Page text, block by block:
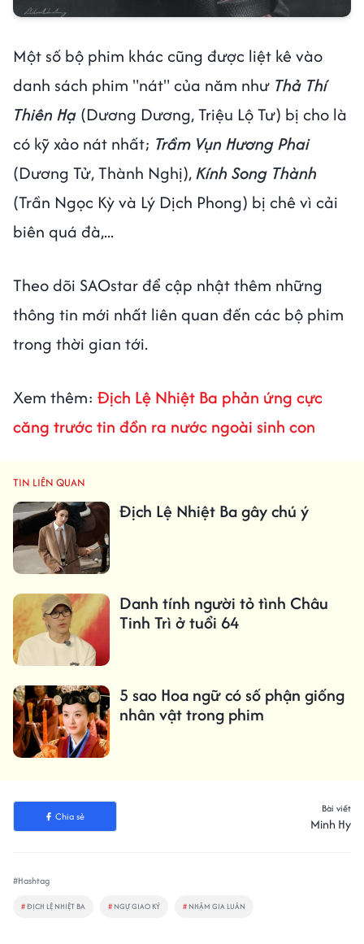
Một số bộ phim khác cũng được liệt kê vào
danh sách phim "nát" của năm như Thả Thí
Thiên Hạ (Dương Dương, Triệu Lộ Tư) bị cho là
có kỹ xảo nát nhất; Trầm Vụn Hương Phai
(Dương Tử, Thành Nghị),Kính Song Thành
(Trần Ngọc Kỳ và Lý Dịch Phong) bị chê vì cải
biên quá đà,...
Theo dõi SAOstar để cập nhật thêm những
thông tin mới nhất liên quan đến các bộ phim
trong thời gian tới.
Xem thêm: Địch Lệ Nhiệt Ba phản ứng cực
căng trước tin đồn ra nước ngoài sinh con
TIN LIÊN QUAN
Địch Lệ Nhiệt Ba gây chú ý
Danh tính người tỏ tình Châu
Tinh Trì ở tuổi 64
5 sao Hoa ngữ có số phận giống
nhân vật trong phim
Chia sẻ
Bài viết
Minh Hy
#Hashtag
#ĐỊCH LỆ NHIỆT BA # NGỰ GIAO KÝ # NHẬM GIA LUÂN